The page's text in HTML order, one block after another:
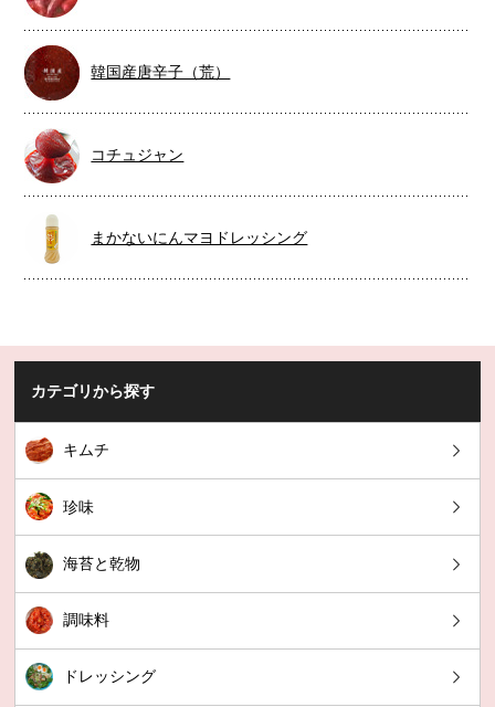
韓国産唐辛子（荒）
コチュジャン
まかないにんマヨドレッシング
カテゴリから探す
キムチ
珍味
海苔と乾物
調味料
ドレッシング